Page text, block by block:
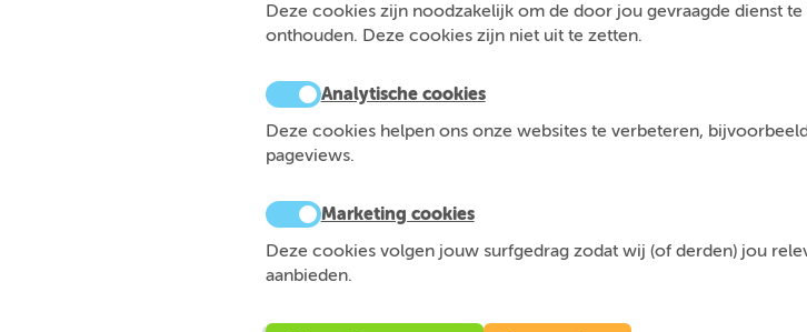
Deze cookies zijn noodzakelijk om de door jou gevraagde dienst
onthouden. Deze cookies zijn niet uit te zetten.
Analytische cookies
Deze cookies helpen ons onze websites te verbeteren,
pageviews.
Marketing cookies
Deze cookies volgen jouw surfgedrag zodat wij (of derden) jou
aanbieden.